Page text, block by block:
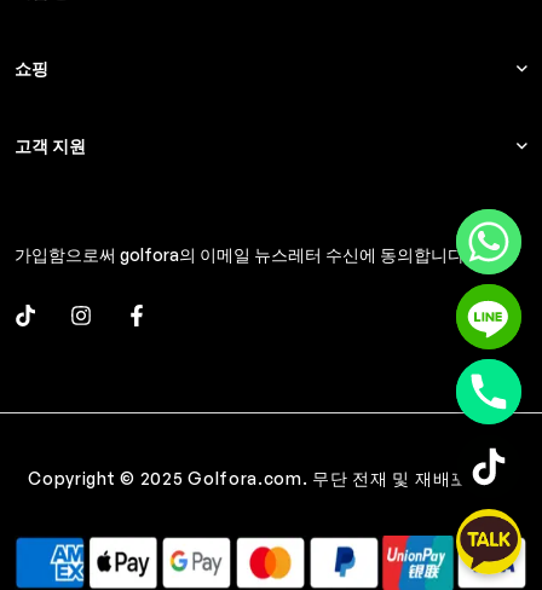
쇼핑
고객 지원
가입함으로써 golfora의 이메일 뉴스레터 수신에 동의합니다.
Copyright © 2025 Golfora.com. 무단 전재 및 재배포 금지.